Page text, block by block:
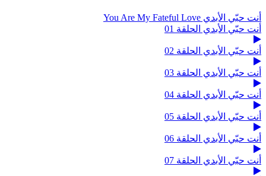
أنت حبّي الأبدي You Are My Fateful Love
أنت حبّي الأبدي الحلقة 01
أنت حبّي الأبدي الحلقة 02
أنت حبّي الأبدي الحلقة 03
أنت حبّي الأبدي الحلقة 04
أنت حبّي الأبدي الحلقة 05
أنت حبّي الأبدي الحلقة 06
أنت حبّي الأبدي الحلقة 07